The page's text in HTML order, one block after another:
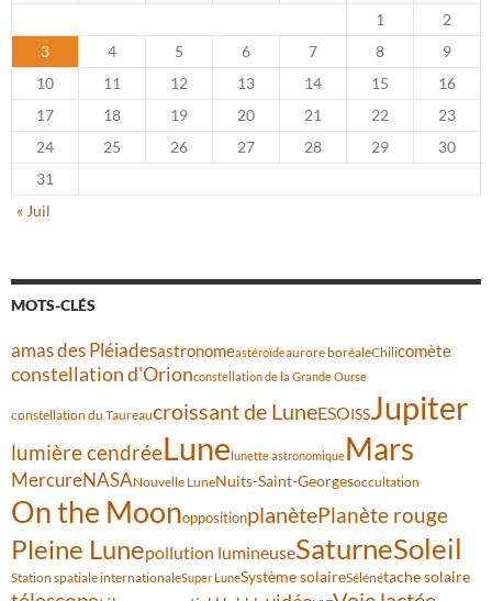
1
2
3
4 5 6 7 8
9
10
11 12 13 14 15
16
17
18 19 20 21 22
23
24
25 26 27 28 29
30
31
« Juil
MOTS-CLÉS
amas des Pléiadesastronomeastéroïdeaurore boréaleChilicomète
constellation d'Orionconstellation de la Grande Ourse
constellation du Taureaucroissant de LuneESOISSJupiter
lumière cendréeLune lunette astronomiqueMars
MercureNASANouvelle LuneNuits-Saint-Georgesoccultation
On the MoonoppositionplanètePlanète rouge
Pleine Lunepollution lumineuseSaturneSoleil
Station spatiale internationaleSuper LuneSystème solaireSélénétache solaire